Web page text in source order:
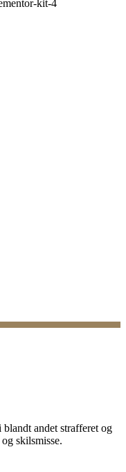
kit-4
andet strafferet og
skilsmisse.